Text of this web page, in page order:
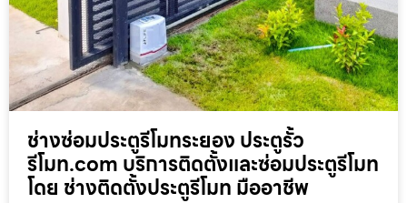
ช่างซ่อมประตูรีโมทระยอง ประตูรั้ว
รีโมท.com บริการติดตั้งและซ่อมประตูรีโมท
โดย ช่างติดตั้งประตูรีโมท มืออาชีพ